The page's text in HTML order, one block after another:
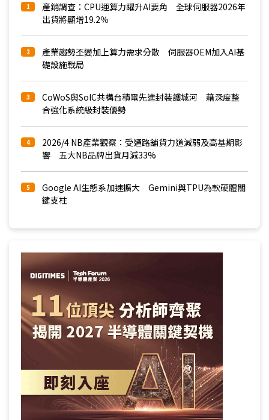
1
產銷調查：CPU運算力躍升AI要角 全球伺服器2026年
出貨將顯增19.2％
2
產業趨勢丕變加上算力需求分散 伺服器OEM加入AI基
礎設施戰局
3
CoWoS與SoIC共構台積電先進封裝護城河 藉深度整
合強化系統級封裝優勢
4
2026/4 NB產業觀察：受通路舖貨力道減弱及高基期影
響 五大NB品牌出貨月減33%
5
Google AI生態系加速擴大 Gemini與TPU為軟硬體關
鍵支柱